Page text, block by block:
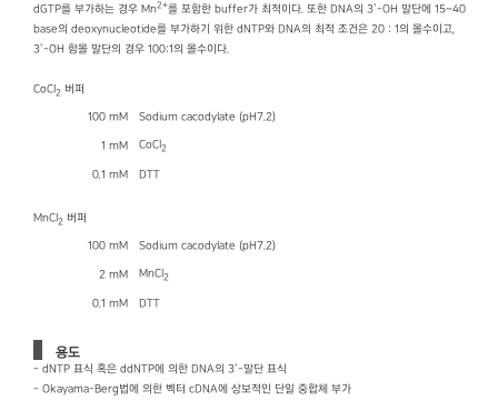
dGTP를 부가하는 경우 Mn2+를 포함한 buffer가 최적이다. 또한 DNA의 3’-OH 말단에 15~40
base의 deoxynucleotide를 부가하기 위한 dNTP와 DNA의 최적 조건은 20 : 1의 몰수이고,
3’-OH 함몰 말단의 경우 100:1의 몰수이다.
CoCl 2 버퍼
100 mM Sodium cacodylate (pH7.2)
1 mM CoCl 2
0.1 mM DTT
MnCl 2 버퍼
100 mM Sodium cacodylate (pH7.2)
2 mM MnCl 2
0.1 mM DTT
용도
- dNTP 표식 혹은 ddNTP에 의한 DNA의 3’-말단 표식
- Okayama-Berg법에 의한 벡터 cDNA에 상보적인 단일 중합체 부가